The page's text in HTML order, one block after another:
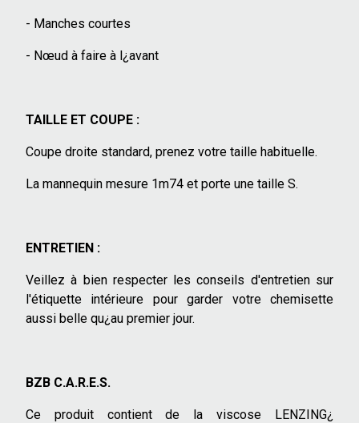
- Manches courtes
- Nœud à faire à l¿avant
TAILLE ET COUPE :
Coupe droite standard, prenez votre taille habituelle.
La mannequin mesure 1m74 et porte une taille S.
ENTRETIEN :
Veillez à bien respecter les conseils d'entretien sur
l'étiquette intérieure pour garder votre chemisette
aussi belle qu¿au premier jour.
BZB C.A.R.E.S.
Ce produit contient de la viscose LENZING¿